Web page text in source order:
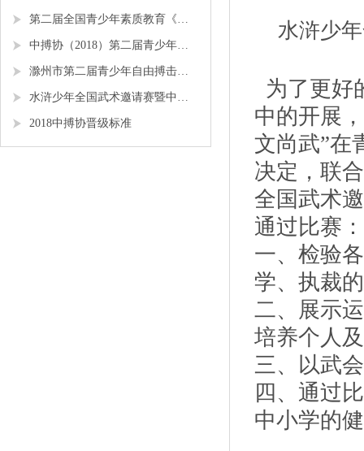
第二届全国青少年素质教育《勇者争锋》搏击锦标赛
中搏协（2018）第二届青少年锦标赛
滁州市第二届青少年自由搏击全国邀请赛
水浒少年全国武术邀请赛暨中搏协青少年搏击锦标赛
2018中搏协晋级标准
水浒少
为了更好
中的开展
文尚武”在
决定，联
全国武术
通过比赛：
一、检验
学、执裁
二、展示
培养个人
三、以武
四、通过
中小学的